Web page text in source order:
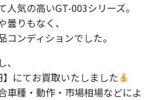
気の高いGT-003シリーズ。
りもなく、
ンディションでした。
】にてお買取いたしました
車種・動作・市場相場などによ